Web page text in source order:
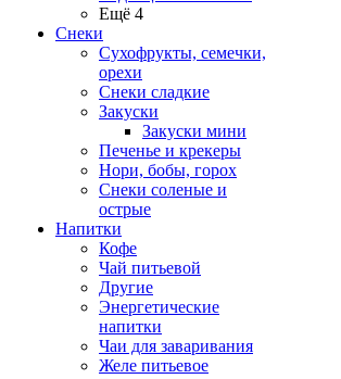
Ещё 4
Снеки
Сухофрукты, семечки,
орехи
Снеки сладкие
Закуски
Закуски мини
Печенье и крекеры
Нори, бобы, горох
Снеки соленые и
острые
Напитки
Кофе
Чай питьевой
Другие
Энергетические
напитки
Чаи для заваривания
Желе питьевое